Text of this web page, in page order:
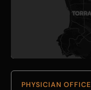
PHYSICIAN OFFICE